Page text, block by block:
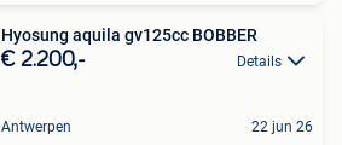
Hyosung aquila gv125cc BOBBER
€ 2.200,- Details
Antwerpen 22 jun 26